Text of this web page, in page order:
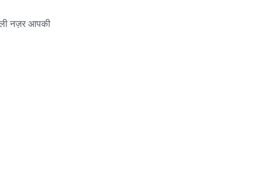
नज़र आपकी